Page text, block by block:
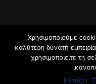
© Developed by
Πολιτική
Χρησιμοποιούμε
καλύτερη δυνατή
χρησιμοποιείτε τη
Εντάξει